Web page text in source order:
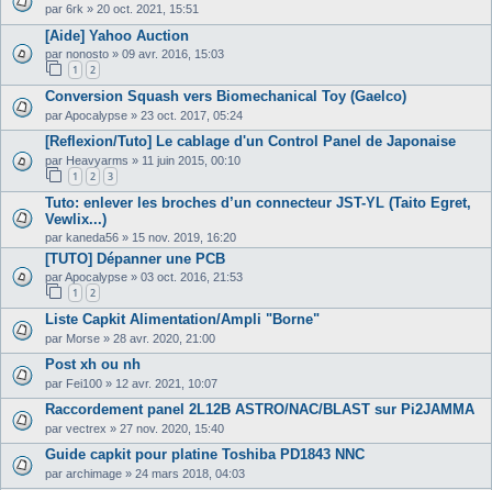
par 6rk » 20 oct. 2021, 15:51
[Aide] Yahoo Auction
par nonosto » 09 avr. 2016, 15:03
1 2
Conversion Squash vers Biomechanical Toy (Gaelco)
parApocalypse » 23 oct. 2017, 05:24
[Reflexion/Tuto] Le cablage d'un Control Panel de Japonaise
par Heavyarms » 11 juin 2015, 00:10
1 2 3
Tuto: enlever les broches d’un connecteur JST-YL (Taito Egret,
Vewlix...)
par kaneda56 » 15 nov. 2019, 16:20
[TUTO] Dépanner une PCB
parApocalypse » 03 oct. 2016, 21:53
1 2
Liste Capkit Alimentation/Ampli "Borne"
par Morse » 28 avr. 2020, 21:00
Post xh ou nh
par Fei100 » 12 avr. 2021, 10:07
Raccordement panel 2L12B ASTRO/NAC/BLAST sur Pi2JAMMA
par vectrex » 27 nov. 2020, 15:40
Guide capkit pour platine Toshiba PD1843 NNC
par archimage » 24 mars 2018, 04:03